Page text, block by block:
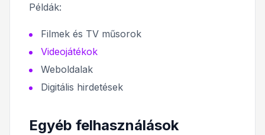
Példák:
Filmek és TV műsorok
Videojátékok
Weboldalak
Digitális hirdetések
Egyéb felhasználások